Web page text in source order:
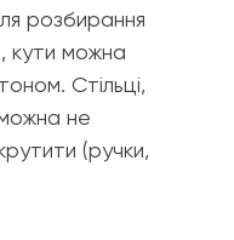
розбирання
кути можна
Стільці,
не
(ручки,